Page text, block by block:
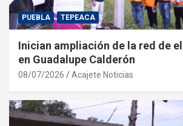
PUEBLA TEPEACA
Inician ampliación de la red de
en Guadalupe Calderón
08/07/2026 Acajete Noticias